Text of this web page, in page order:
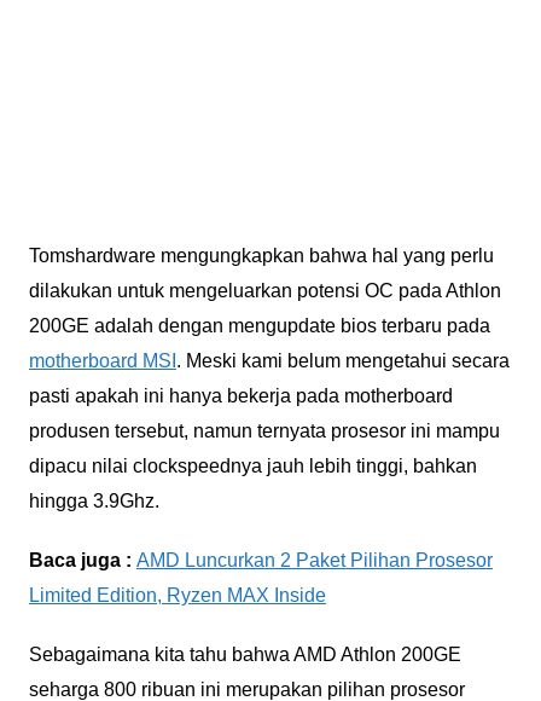
Tomshardware mengungkapkan bahwa hal yang perlu
dilakukan untuk mengeluarkan potensi OC pada Athlon
200GE adalah dengan mengupdate bios terbaru pada
motherboard MSI . Meski kami belum mengetahui secara
pasti apakah ini hanya bekerja pada motherboard
produsen tersebut, namun ternyata prosesor ini mampu
dipacu nilai clockspeednya jauh lebih tinggi, bahkan
hingga 3.9Ghz.
Baca juga : AMD Luncurkan 2 Paket Pilihan Prosesor
Limited Edition, Ryzen MAX Inside
Sebagaimana kita tahu bahwa AMD Athlon 200GE
seharga 800 ribuan ini merupakan pilihan prosesor